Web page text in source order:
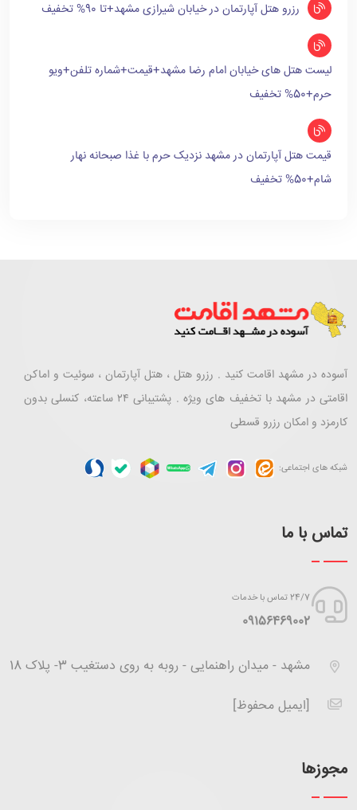
رزرو هتل آپارتمان در خیابان شیرازی مشهد+تا 90% تخفیف
لیست هتل های خیابان امام رضا مشهد+قیمت+شماره تلفن+ویو
حرم+50% تخفیف
قیمت هتل آپارتمان در مشهد نزدیک حرم با غذا صبحانه نهار
شام+50% تخفیف
آسوده در مشهد اقامت کنید . رزرو هتل ، هتل آپارتمان ، سوئیت و اماکن
اقامتی در مشهد با تخفیف های ویژه . پشتیبانی ۲۴ ساعته، کنسلی بدون
کارمزد و امکان رزرو قسطی
شبکه های اجتماعی:
تماس با ما
24/7 تماس با خدمات
‪09156469002
مشهد - میدان راهنمایی - روبه به روی دستغیب 3- پلاک 18
[ایمیل محفوظ]
مجوزها